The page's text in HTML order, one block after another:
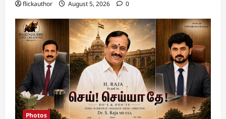
flickauthor August 5, 2026 0
Photos